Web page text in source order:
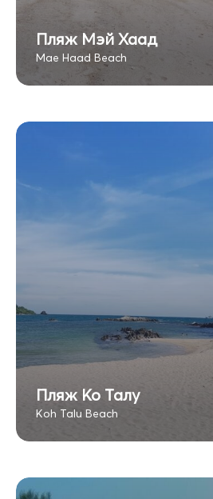
Пляж Мэй Хаад
Mae Haad Beach
Пляж Ко Талу
Koh Talu Beach